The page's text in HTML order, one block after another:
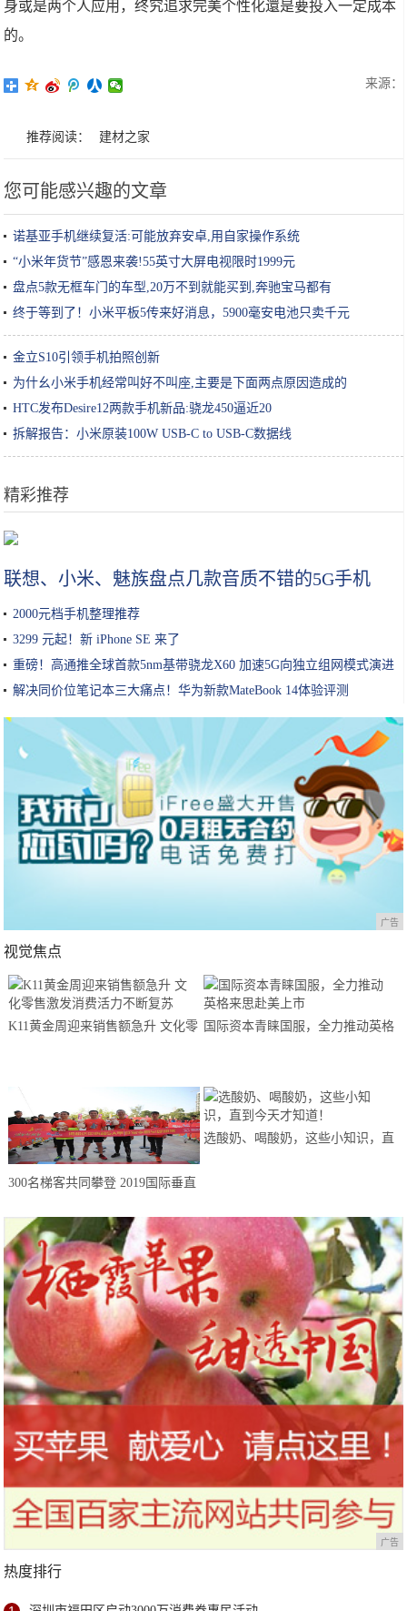
身或是两个人应用，终究追求完美个性化還是要投入一定成本
的。
来源：
推荐阅读： 建材之家
您可能感兴趣的文章
诺基亚手机继续复活:可能放弃安卓,用自家操作系统
“小米年货节”感恩来袭!55英寸大屏电视限时1999元
盘点5款无框车门的车型,20万不到就能买到,奔驰宝马都有
终于等到了！小米平板5传来好消息，5900毫安电池只卖千元
金立S10引领手机拍照创新
为什幺小米手机经常叫好不叫座,主要是下面两点原因造成的
HTC发布Desire12两款手机新品:骁龙450逼近20
拆解报告：小米原装100W USB-C to USB-C数据线
精彩推荐
联想、小米、魅族盘点几款音质不错的5G手机
2000元档手机整理推荐
3299 元起！新 iPhone SE 来了
重磅！高通推全球首款5nm基带骁龙X60 加速5G向独立组网模式演进
解决同价位笔记本三大痛点！华为新款MateBook 14体验评测
广告
视觉焦点
K11黄金周迎来销售额急升 文化零
国际资本青睐国服，全力推动英格
300名梯客共同攀登 2019国际垂直
站欢乐开跑
选酸奶、喝酸奶，这些小知识，直
广告
热度排行